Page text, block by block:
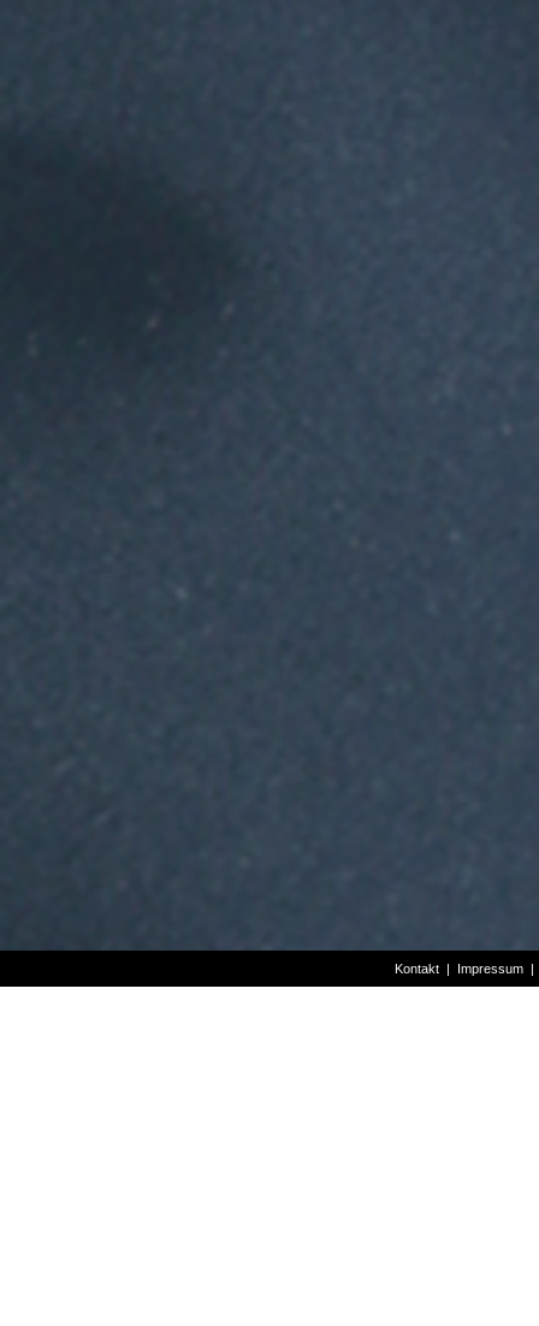
Kontakt | Impressum